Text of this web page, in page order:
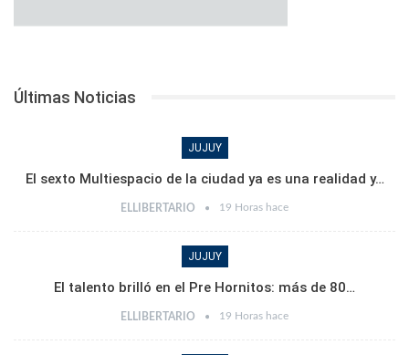
Últimas Noticias
JUJUY
El sexto Multiespacio de la ciudad ya es una realidad y…
ELLIBERTARIO 19 Horas hace
JUJUY
El talento brilló en el Pre Hornitos: más de 80…
ELLIBERTARIO 19 Horas hace